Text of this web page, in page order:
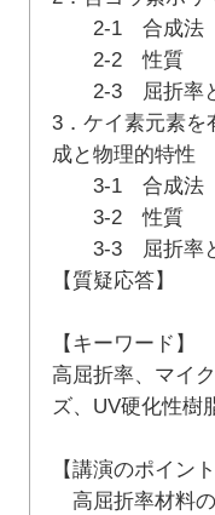
2-1 合成法
2-2 性質
2-3 屈折率
3．ケイ素元素を
成と物理的特性
3-1 合成法
3-2 性質
3-3 屈折率
【質疑応答】
【キーワード】
高屈折率、マイ
ズ、UV硬化性樹
【講演のポイント
高屈折率材料